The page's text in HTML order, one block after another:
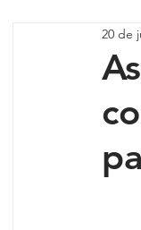
Ações Judiciais
20 de